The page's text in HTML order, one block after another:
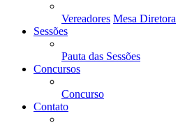
Vereadores Mesa Diretora
Sessões
Pauta das Sessões
Concursos
Concurso
Contato